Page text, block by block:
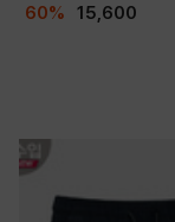
60% 15,600